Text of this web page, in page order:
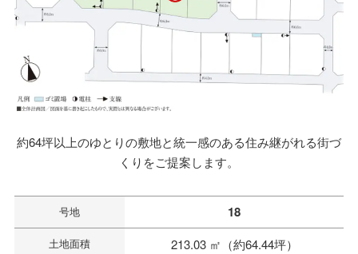
約64坪以上のゆとりの敷地と統一感のある住み継がれる街づ
くりをご提案します。
号地 18
土地面積 213.03 ㎡（約64.44坪）